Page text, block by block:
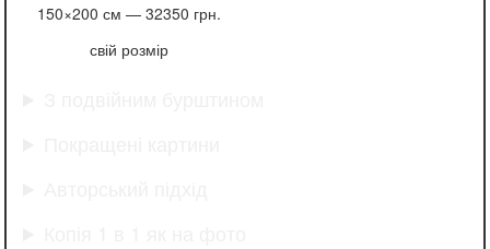
150×200 см — 32350 грн.
свій розмір